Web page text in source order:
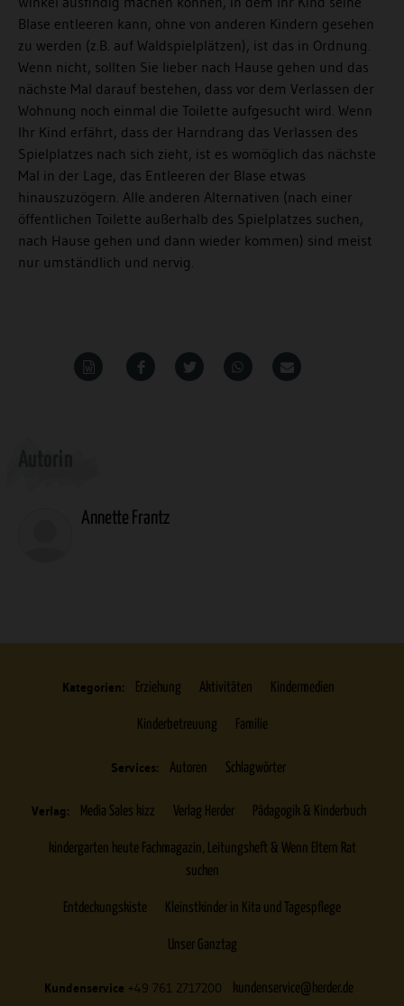
Blase entleeren kann, ohne von anderen Kindern gesehen
zu werden (z.B. auf Waldspielplätzen), ist das in Ordnung.
Wenn nicht, sollten Sie lieber nach Hause gehen und das
nächste Mal darauf bestehen, dass vor dem Verlassen der
Wohnung noch einmal die Toilette aufgesucht wird. Wenn
Ihr Kind erfährt, dass der Harndrang das Verlassen des
Spielplatzes nach sich zieht, ist es womöglich das nächste
Mal in der Lage, das Entleeren der Blase etwas
hinauszuzögern. Alle anderen Alternativen (nach einer
öffentlichen Toilette außerhalb des Spielplatzes suchen,
nach Hause gehen und dann wieder kommen) sind meist
nur umständlich und nervig.
Annette Frantz
Kategorien: Erziehung Aktivitäten Kindermedien
Kinderbetreuung Familie
Services: Autoren Schlagwörter
Verlag: Media Sales kizz Verlag Herder Pädagogik & Kinderbuch
kindergarten heute Fachmagazin, Leitungsheft & Wenn Eltern Rat
suchen
Entdeckungskiste Kleinstkinder in Kita und Tagespflege
Unser Ganztag
Kundenservice +49 761 2717200 kundenservice@herder.de